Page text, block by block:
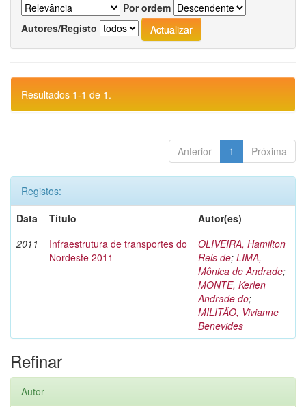
Por ordem
Autores/Registo
Resultados 1-1 de 1.
Anterior 1 Próxima
Registos:
Data
Título
Autor(es)
2011
Infraestrutura de transportes do
Nordeste 2011
OLIVEIRA, Hamilton
Reis de; LIMA,
Mônica de Andrade;
MONTE, Kerlen
Andrade do;
MILITÃO, Vivianne
Benevides
Refinar
Autor